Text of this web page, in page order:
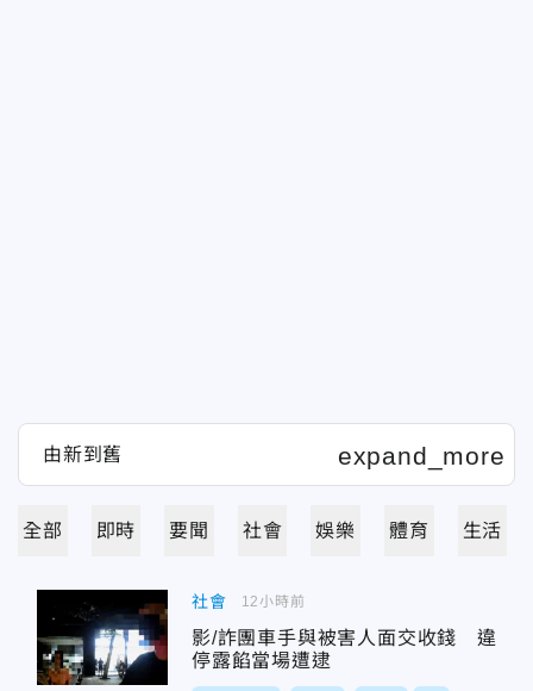
全部 即時 要聞 社會 娛樂 體育 生活
社會
影/詐團車手與被害人面交收錢 違
停露餡當場遭逮
12小時前